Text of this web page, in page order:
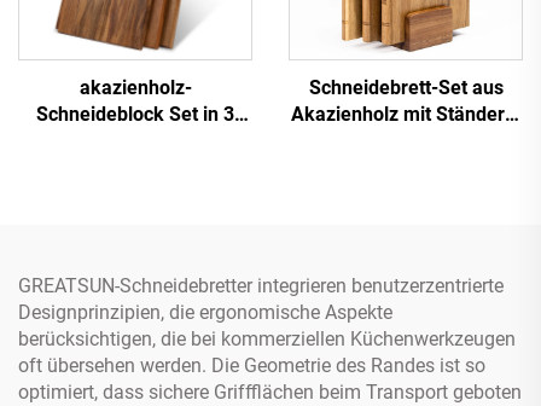
akazienholz-
Schneideblock Set in 3
Schneidebrett-Set aus
Akazienholz mit Ständer –
GREATSUN-Schneidebretter integrieren benutzerzentrierte
Designprinzipien, die ergonomische Aspekte
berücksichtigen, die bei kommerziellen Küchenwerkzeugen
oft übersehen werden. Die Geometrie des Randes ist so
optimiert, dass sichere Griffflächen beim Transport geboten